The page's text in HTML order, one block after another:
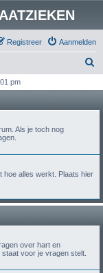
Aanmelden
Registreer
k
pm
Als je toch nog
hoe alles werkt. Plaats hier
over hart en
voor je vragen stelt.